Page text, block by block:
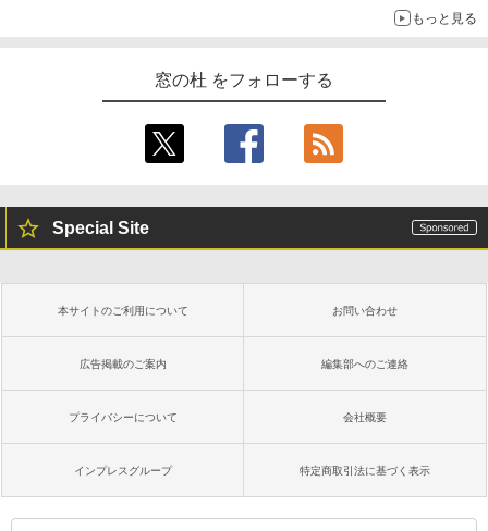
bデザイン入門講座［第2版］
非エンジニア 初心者 素人 でも安心 使い
方 マニュアル AI副業にもコンテンツ作成
にもKindle出版にも！ 非エンジニアのた
￥99
AIイラスト表現辞典: 思い通りの絵を引き
￥480
ードウェア・市販ソフトウェアのパーフ
Kindle Paperwhite シグニチャーエディ
るさ自動調整、色調調節ライト、12週間
持続バッテリー、広告なし、メタリック
ブラック
￥27,980
ンチディスプレイ、色調調節ライト、12
週間持続バッテリー、広告なし、ブラッ
Amazon Kindle Colorsoft | 16GBストレ
ージ、防水、7インチカラーディスプレ
イ、色調調節ライト、最大8週間持続バッ
テリー、広告無し、ブラック (2025年発
売)
もっと見る
窓の杜 をフォローする
Special Site
本サイトのご利用について お問い合わせ
広告掲載のご案内 編集部へのご連絡
プライバシーについて 会社概要
インプレスグループ 特定商取引法に基づく表示